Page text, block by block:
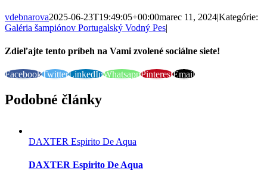
vdebnarova2025-06-23T19:49:05+00:00marec 11, 2024|Kategórie:
Galéria šampiónov Portugalský Vodný Pes|
Zdieľajte tento príbeh na Vami zvolené sociálne siete!
FacebookTwitterLinkedInWhatsappPinterestEmail
Podobné články
DAXTER Espirito De Aqua
DAXTER Espirito De Aqua